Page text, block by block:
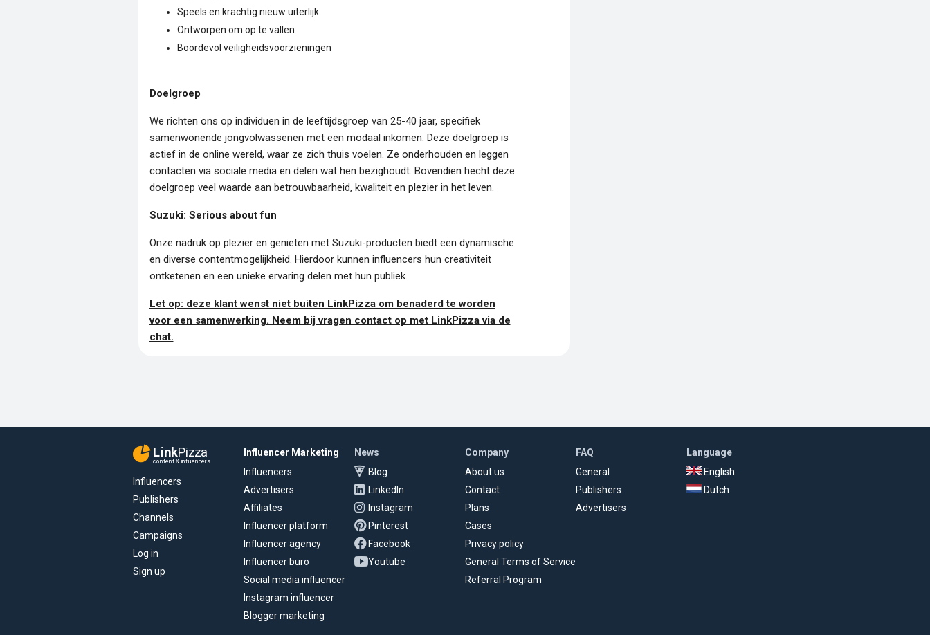
Speels en krachtig nieuw uiterlijk
Ontworpen om op te vallen
Boordevol veiligheidsvoorzieningen
Doelgroep
We richten ons op individuen in de leeftijdsgroep van 25-40 jaar, specifiek
samenwonende jongvolwassenen met een modaal inkomen. Deze doelgroep is
actief in de online wereld, waar ze zich thuis voelen. Ze onderhouden en leggen
contacten via sociale media en delen wat hen bezighoudt. Bovendien hecht deze
doelgroep veel waarde aan betrouwbaarheid, kwaliteit en plezier in het leven.
Suzuki: Serious about fun
Onze nadruk op plezier en genieten met Suzuki-producten biedt een dynamische
en diverse contentmogelijkheid. Hierdoor kunnen influencers hun creativiteit
ontketenen en een unieke ervaring delen met hun publiek.
Let op: deze klant wenst niet buiten LinkPizza om benaderd te worden
voor een samenwerking. Neem bij vragen contact op met LinkPizza via de
chat.
LinkPizza
content & influencers
Influencers
Publishers
Channels
Campaigns
Log in
Sign up
Influencer Marketing
Influencers
Advertisers
Affiliates
Influencer platform
Influencer agency
Influencer buro
Social media influencer
Instagram influencer
Blogger marketing
News
Blog
LinkedIn
Instagram
Pinterest
Facebook
Youtube
Company
About us
Contact
Plans
Cases
Privacy policy
General Terms of Service
Referral Program
FAQ
General
Publishers
Advertisers
Language
English
Dutch